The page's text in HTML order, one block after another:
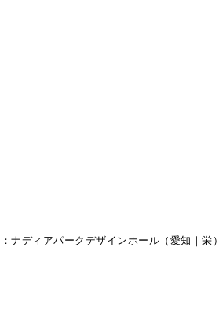
ディアパークデザインホール（愛知｜栄）